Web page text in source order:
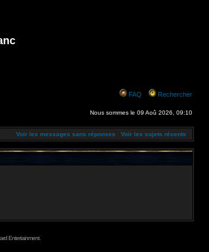
FAQ Rechercher
Nous sommes le 09 Aoû 2026, 09:10
Voir les messages sans réponses Voir les sujets récents
Entertainment.